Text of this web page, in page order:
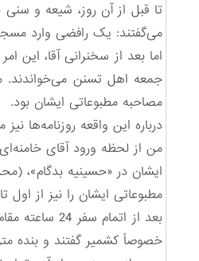
تا قبل از آن روز، شیعه و
می‌گفتند: یک رافضی وارد
اما بعد از سخنرانی آقا،
جمعه اهل تسنن می‌خواندند.
مصاحبه مطبوعاتی ایشان بود.
درباره این واقعه روزنامه‌ها
من از لحظه ورود آقای
ایشان در «حسینیه بدگام»،
مطبوعاتی ایشان را نیز از
بعد از
خصوصاً کشمیر گفتند و بنده